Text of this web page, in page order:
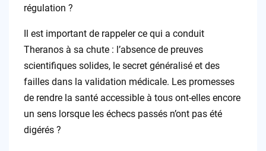
régulation ?
Il est important de rappeler ce qui a conduit
Theranos à sa chute : l’absence de preuves
scientifiques solides, le secret généralisé et des
failles dans la validation médicale. Les promesses
de rendre la santé accessible à tous ont-elles encore
un sens lorsque les échecs passés n’ont pas été
digérés ?